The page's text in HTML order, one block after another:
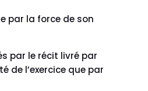
par la force de son
par le récit livré par
de l’exercice que par